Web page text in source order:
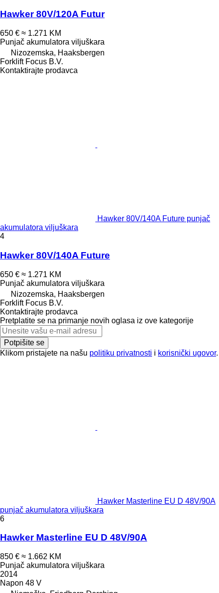
Hawker 80V/120A Futur
650 € ≈ 1.271 KM
Punjač akumulatora viljuškara
Nizozemska, Haaksbergen
Forklift Focus B.V.
Kontaktirajte prodavca
Hawker 80V/140A Future punjač
akumulatora viljuškara
4
Hawker 80V/140A Future
650 € ≈ 1.271 KM
Punjač akumulatora viljuškara
Nizozemska, Haaksbergen
Forklift Focus B.V.
Kontaktirajte prodavca
Pretplatite se na primanje novih oglasa iz ove kategorije
Potpišite se
Klikom pristajete na našu politiku privatnosti i korisnički ugovor.
Hawker Masterline EU D 48V/90A
punjač akumulatora viljuškara
6
Hawker Masterline EU D 48V/90A
850 € ≈ 1.662 KM
Punjač akumulatora viljuškara
2014
Napon 48 V